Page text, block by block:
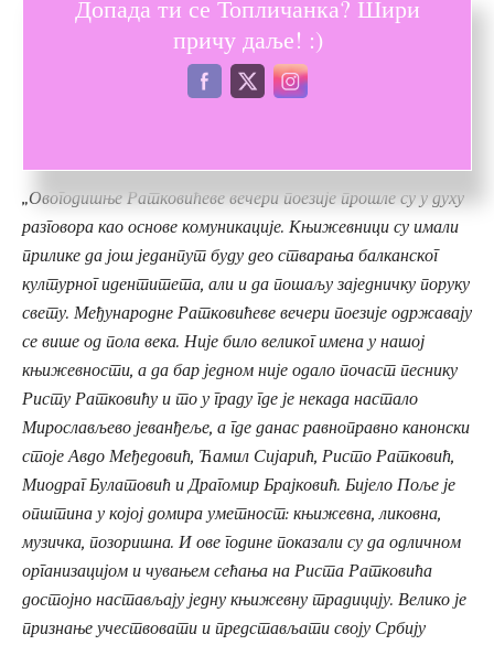
„Овогодишње Ратковићеве вечери поезије прошле су у духу
разговора као основе комуникације. Књижевници су имали
прилике да још једанпут буду део стварања балканског
културног идентитета, али и да пошаљу заједничку поруку
свету. Међународне Ратковићеве вечери поезије одржавају
се више од пола века. Није било великог имена у нашој
књижевности, а да бар једном није одало почаст песнику
Ристу Ратковићу и то у граду где је некада настало
Мирослављево јеванђеље, а где данас равноправно канонски
стоје Авдо Међедовић, Ћамил Сијарић, Ристо Ратковић,
Миодраг Булатовић и Драгомир Брајковић. Бијело Поље је
општина у којој домира уметност: књижевна, ликовна,
музичка, позоришна. И ове године показали су да одличном
организацијом и чувањем сећања на Риста Ратковића
достојно настављају једну књижевну традицију. Велико је
признање учествовати и представљати своју Србију
Допада ти се Топличанка? Шири
причу даље! :)